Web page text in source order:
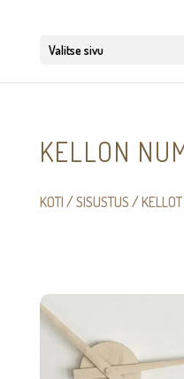
Valitse sivu
KELLON
KOTI /SISUSTUS /KELLOT